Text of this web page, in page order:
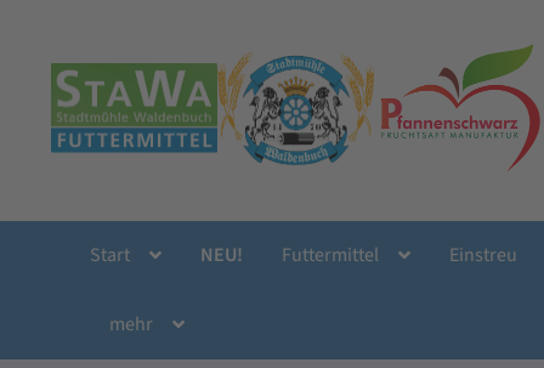
Navigation
springen
Inhalt
springen
Start NEU! Futtermittel Einstreu
mehr